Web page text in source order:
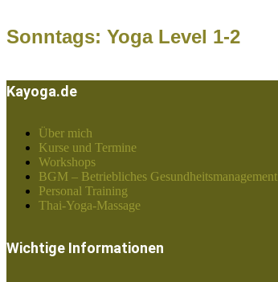
Sonntags: Yoga Level 1-2
Kayoga.de
Über mich
Kurse und Termine
Workshops
BGM – Betriebliches Gesundheitsmanagement
Personal Training
Thai-Yoga-Massage
Wichtige Informationen